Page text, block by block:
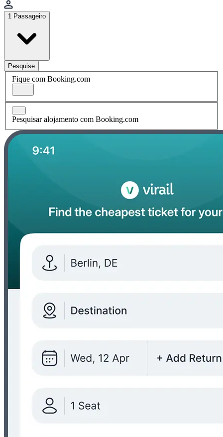
1 Passageiro
Pesquise
Fique com Booking.com
Pesquisar alojamento com Booking.com